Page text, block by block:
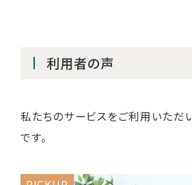
利用者の声
私たちのサービスをご利用いただ
です。